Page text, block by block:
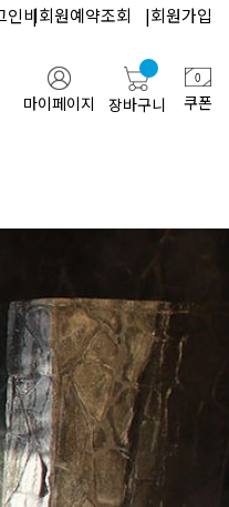
인사말
오시는길
협력업체
블로그
인비회원예약조회 |회원가입
마이페이지 장바구니 쿠폰